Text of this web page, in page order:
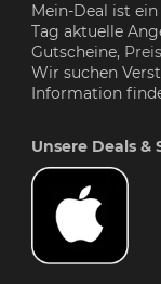
Mein-Deal ist
Tag aktuelle
Gutscheine,
Wir suchen
Information
Unsere Deals